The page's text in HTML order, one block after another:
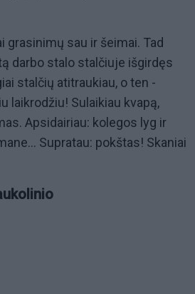
grasinimų sau ir šeimai. Tad
darbo stalo stalčiuje išgirdęs
stalčių atitraukiau, o ten -
laikrodžiu! Sulaikiau kvapą,
Apsidairiau: kolegos lyg ir
Supratau: pokštas! Skaniai